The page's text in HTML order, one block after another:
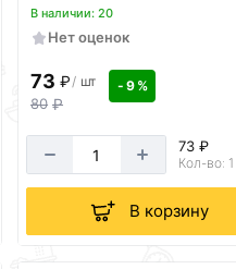
В наличии: 20
Нет оценок
73 ₽ / шт
80 ₽
- 9 %
73 ₽
Кол-во: 1
В корзину